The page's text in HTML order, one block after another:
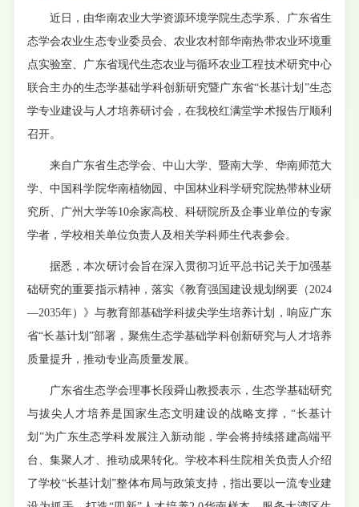
近日，由华南农业大学资源环境学院生态学系、广东省生
态学会农业生态专业委员会、农业农村部华南热带农业环境重
点实验室、广东省现代生态农业与循环农业工程技术研究中心
联合主办的生态学基础学科创新研究暨广东省“长基计划”生态
学专业建设与人才培养研讨会，在我校红满堂学术报告厅顺利
召开。
来自广东省生态学会、中山大学、暨南大学、华南师范大
学、中国科学院华南植物园、中国林业科学研究院热带林业研
究所、广州大学等10余家高校、科研院所及企事业单位的专家
学者，学校相关单位负责人及相关学科师生代表参会。
据悉，本次研讨会旨在深入贯彻习近平总书记关于加强基
础研究的重要指示精神，落实《教育强国建设规划纲要（2024
—2035年）》与教育部基础学科拔尖学生培养计划，响应广东
省“长基计划”部署，聚焦生态学基础学科创新研究与人才培养
质量提升，推动专业高质量发展。
广东省生态学会理事长段舜山教授表示，生态学基础研究
与拔尖人才培养是国家生态文明建设的战略支撑，“长基计
划”为广东生态学科发展注入新动能，学会将持续搭建高端平
台、集聚人才、推动成果转化。学校本科生院相关负责人介绍
了学校“长基计划”整体布局与政策支持，指出要以一流专业建